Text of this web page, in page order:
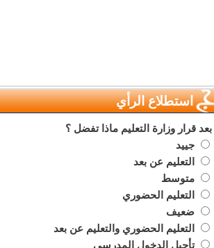
استطلاع الرأي
بعد قرار وزارة التعليم ماذا تفضل ؟
جييد
التعليم عن بعد
متوسط
التعليم الحضوري
ضعيف
التعليم الحضوري والتعليم عن بعد
تأجيل الدخول المدرسي